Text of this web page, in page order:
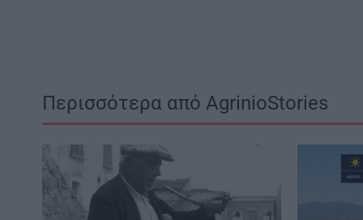
Περισσότερα από AgrinioStories